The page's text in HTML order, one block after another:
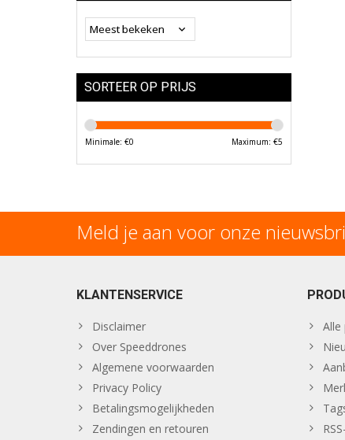
SORTEER OP PRIJS
Minimale: €0 Maximum: €5
Meld je aan voor onze
KLANTENSERVICE
Disclaimer
Over Speeddrones
Algemene voorwaarden
Privacy Policy
Betalingsmogelijkheden
Zendingen en retouren
Alle